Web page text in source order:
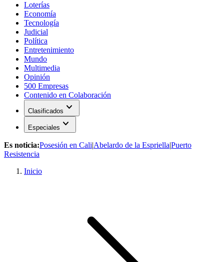
Loterías
Economía
Tecnología
Judicial
Política
Entretenimiento
Mundo
Multimedia
Opinión
500 Empresas
Contenido en Colaboración
Clasificados expand_more
Especiales expand_more
Es noticia:Posesión en Cali|Abelardo de la Espriella|Puerto
Resistencia
Inicio